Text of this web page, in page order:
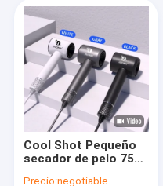
Cool Shot Pequeño
secador de pelo 75dB
Precio:negotiable